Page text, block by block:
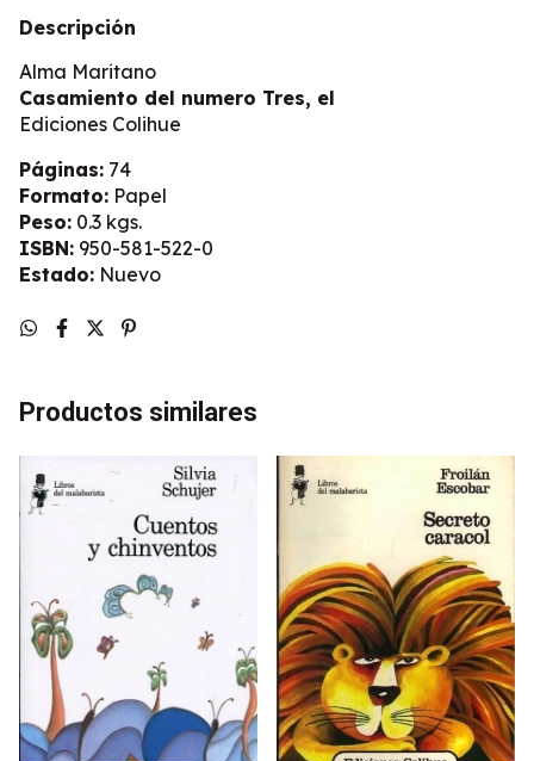
Descripción
Alma Maritano
Casamiento del numero Tres, el
Ediciones Colihue
Páginas: 74
Formato: Papel
Peso: 0.3 kgs.
ISBN: 950-581-522-0
Estado: Nuevo
Productos similares